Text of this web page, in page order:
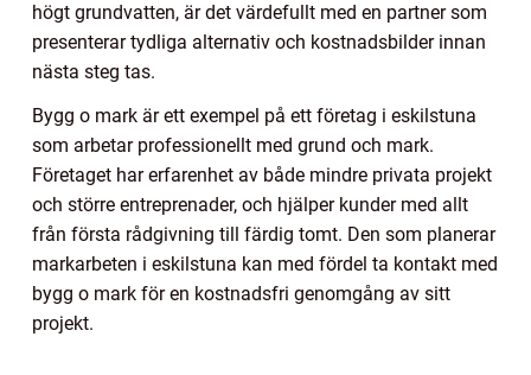
högt grundvatten, är det värdefullt med en partner som
presenterar tydliga alternativ och kostnadsbilder innan
nästa steg tas.
Bygg o mark är ett exempel på ett företag i eskilstuna
som arbetar professionellt med grund och mark.
Företaget har erfarenhet av både mindre privata projekt
och större entreprenader, och hjälper kunder med allt
från första rådgivning till färdig tomt. Den som planerar
markarbeten i eskilstuna kan med fördel ta kontakt med
bygg o mark för en kostnadsfri genomgång av sitt
projekt.